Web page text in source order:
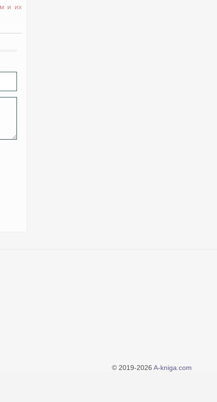
и их
© 2019-2026 A-kniga.com